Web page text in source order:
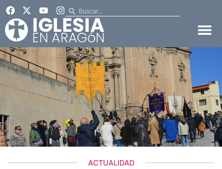
ACTUALIDAD